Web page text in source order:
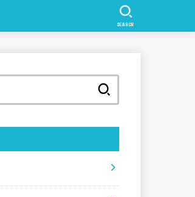
SEARCH